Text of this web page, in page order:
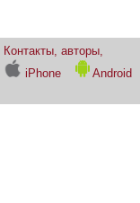
Контакты, авторы,
iPhone
Android